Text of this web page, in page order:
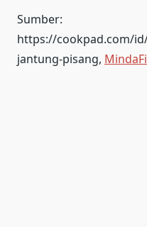
Sumber:
https://cookpad.com/
jantung-pisang,